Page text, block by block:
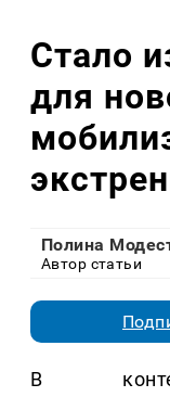
Стало
для
Полина
Автор статьи
В